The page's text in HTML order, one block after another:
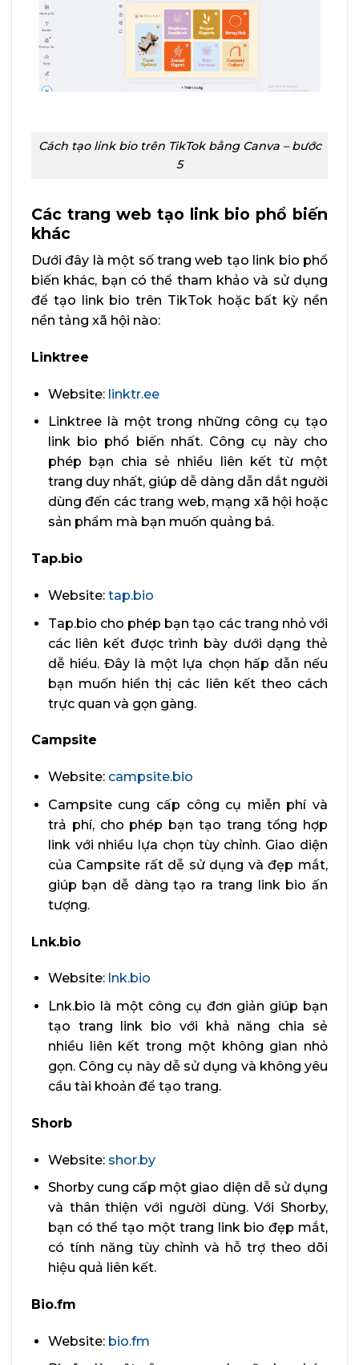
Cách tạo link bio trên TikTok bằng Canva – bước
5
Các trang web tạo link bio phổ biến
khác
Dưới đây là một số trang web tạo link bio phổ
biến khác, bạn có thể tham khảo và sử dụng
để tạo link bio trên TikTok hoặc bất kỳ nền
nền tảng xã hội nào:
Linktree
Website: linktr.ee
Linktree là một trong những công cụ tạo
link bio phổ biến nhất. Công cụ này cho
phép bạn chia sẻ nhiều liên kết từ một
trang duy nhất, giúp dễ dàng dẫn dắt người
dùng đến các trang web, mạng xã hội hoặc
sản phẩm mà bạn muốn quảng bá.
Tap.bio
Website: tap.bio
Tap.bio cho phép bạn tạo các trang nhỏ với
các liên kết được trình bày dưới dạng thẻ
dễ hiểu. Đây là một lựa chọn hấp dẫn nếu
bạn muốn hiển thị các liên kết theo cách
trực quan và gọn gàng.
Campsite
Website: campsite.bio
Campsite cung cấp công cụ miễn phí và
trả phí, cho phép bạn tạo trang tổng hợp
link với nhiều lựa chọn tùy chỉnh. Giao diện
của Campsite rất dễ sử dụng và đẹp mắt,
giúp bạn dễ dàng tạo ra trang link bio ấn
tượng.
Lnk.bio
Website: lnk.bio
Lnk.bio là một công cụ đơn giản giúp bạn
tạo trang link bio với khả năng chia sẻ
nhiều liên kết trong một không gian nhỏ
gọn. Công cụ này dễ sử dụng và không yêu
cầu tài khoản để tạo trang.
Shorb
Website: shor.by
Shorby cung cấp một giao diện dễ sử dụng
và thân thiện với người dùng. Với Shorby,
bạn có thể tạo một trang link bio đẹp mắt,
có tính năng tùy chỉnh và hỗ trợ theo dõi
hiệu quả liên kết.
Bio.fm
Website: bio.fm